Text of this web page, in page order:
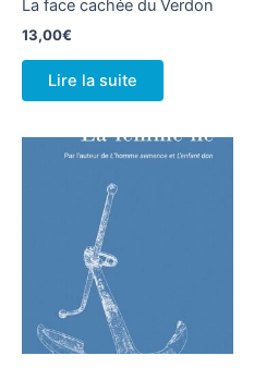
La face cachée du Verdon
13,00€
Lire la suite